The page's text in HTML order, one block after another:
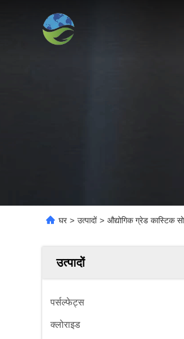
घर > उत्पादों > औद्योगिक ग्रेड कास्टिक
उत्पादों
पर्सल्फेट्स
क्लोराइड